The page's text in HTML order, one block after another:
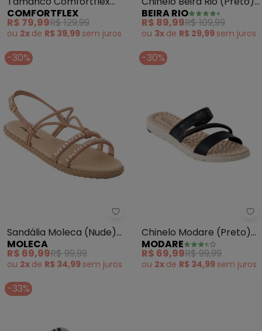
(Preto)
COMFORTFLEX
R$ 79,99R$ 129,99
ou 2x de R$ 39,99 sem juros
em Sintético
BEIRA RIO
R$ 89,99R$ 109,99
ou 3x de R$ 29,99 sem juros
-30%
Moleca - Sandália Moleca
Sandália Moleca (Nude)
em Sintético
MOLECA
R$ 69,99R$ 99,99
ou 2x de R$ 34,99 sem juros
-30%
Chinelo Modare (Preto)
em Sintético
MODARE
R$ 69,99R$ 99,99
ou 2x de R$ 34,99 sem juros
-33%